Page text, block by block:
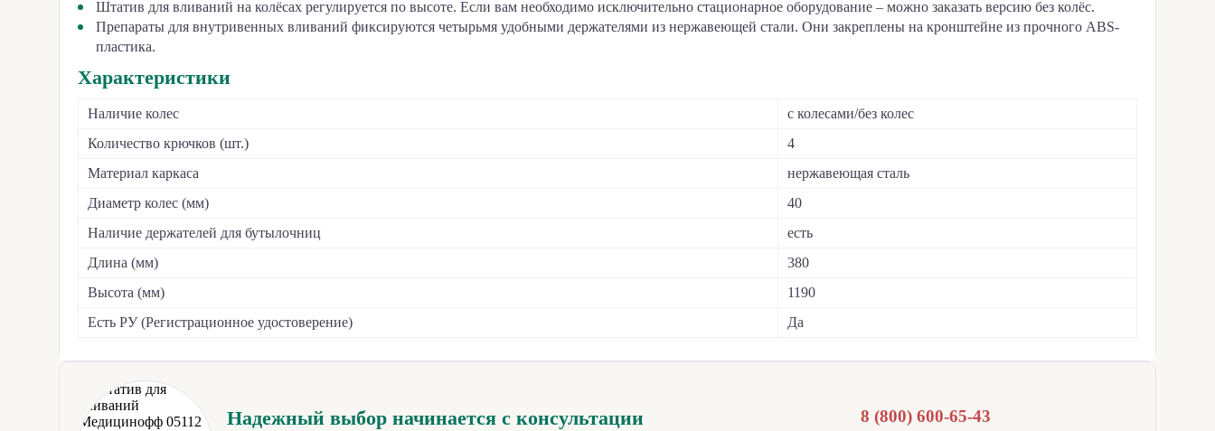
Штатив для вливаний на колёсах регулируется по высоте. Если вам необходимо исключительно стационарное оборудование – можно заказать версию без колёс.
Препараты для внутривенных вливаний фиксируются четырьмя удобными держателями из нержавеющей стали. Они закреплены на кронштейне из прочного ABS-
пластика.
Характеристики
Наличие колес
с колесами/без колес
Количество крючков (шт.)
4
Материал каркаса
нержавеющая сталь
Диаметр колес (мм)
40
Наличие держателей для бутылочниц
есть
Длина (мм)
380
Высота (мм)
1190
Есть РУ (Регистрационное удостоверение)
Да
Надежный выбор начинается с консультации
8 (800) 600-65-43